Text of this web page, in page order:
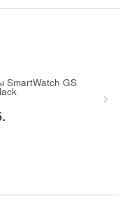
SmartWatch GS